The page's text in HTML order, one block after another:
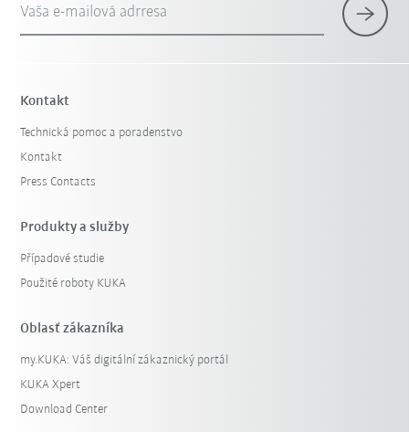
Vaša e-mailová adrresa
Kontakt
Technická pomoc a poradenstvo
Kontakt
Press Contacts
Produkty a služby
Případové studie
Použité roboty KUKA
Oblasť zákazníka
my.KUKA: Váš digitální zákaznický portál
KUKA Xpert
Download Center